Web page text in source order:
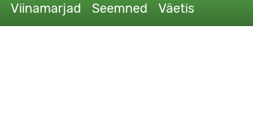
Viinamarjad Seemned Väetis